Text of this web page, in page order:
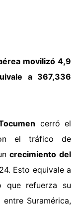
movilizó 4,9
a 367,336
cerró el
el tráfico de
crecimiento del
Esto equivale a
que refuerza su
Suramérica,